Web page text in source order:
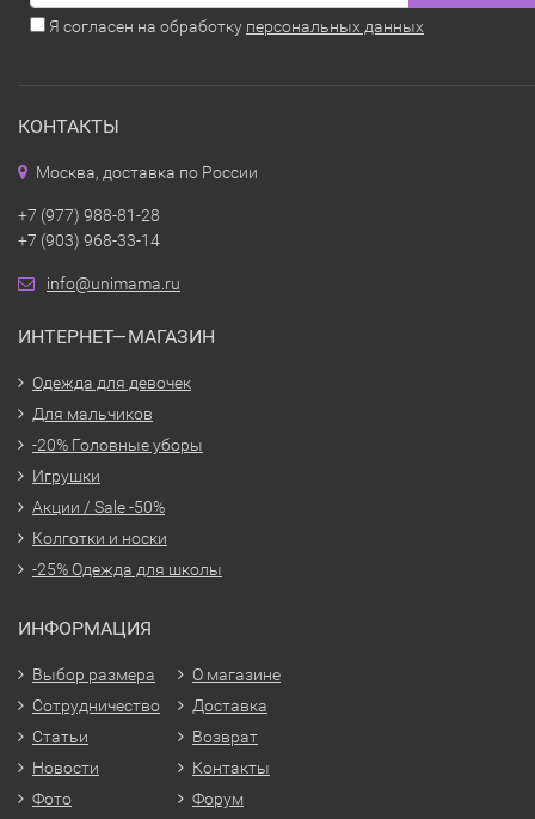
Я согласен на обработку персональных данных
КОНТАКТЫ
Москва, доставка по России
+7 (977) 988-81-28
+7 (903) 968-33-14
info@unimama.ru
ИНТЕРНЕТ—МАГАЗИН
Одежда для девочек
Для мальчиков
-20% Головные уборы
Игрушки
Акции / Sale -50%
Колготки и носки
-25% Одежда для школы
ИНФОРМАЦИЯ
Выбор размера
Сотрудничество
Статьи
Новости
Фото
О магазине
Доставка
Возврат
Контакты
Форум